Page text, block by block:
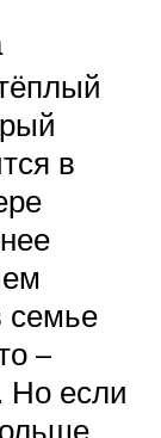
в
семье
–
Но если